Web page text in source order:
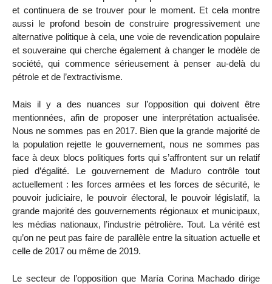
et continuera de se trouver pour le moment. Et cela montre
aussi le profond besoin de construire progressivement une
alternative politique à cela, une voie de revendication populaire
et souveraine qui cherche également à changer le modèle de
société, qui commence sérieusement à penser au-delà du
pétrole et de l’extractivisme.
Mais il y a des nuances sur l’opposition qui doivent être
mentionnées, afin de proposer une interprétation actualisée.
Nous ne sommes pas en 2017. Bien que la grande majorité de
la population rejette le gouvernement, nous ne sommes pas
face à deux blocs politiques forts qui s’affrontent sur un relatif
pied d’égalité. Le gouvernement de Maduro contrôle tout
actuellement : les forces armées et les forces de sécurité, le
pouvoir judiciaire, le pouvoir électoral, le pouvoir législatif, la
grande majorité des gouvernements régionaux et municipaux,
les médias nationaux, l’industrie pétrolière. Tout. La vérité est
qu’on ne peut pas faire de parallèle entre la situation actuelle et
celle de 2017 ou même de 2019.
Le secteur de l’opposition que María Corina Machado dirige